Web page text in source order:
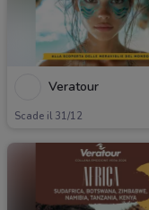
Veratour
Scade il 31/12